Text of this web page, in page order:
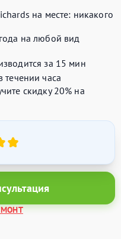
на месте: никакого
на любой вид
за 15 мин
течении часа
скидку 20% на